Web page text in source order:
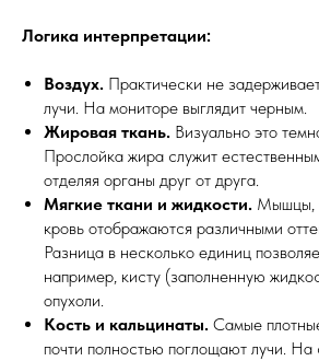
Логика интерпретации:
Воздух. Практически не
лучи. На мониторе выглядит черным.
Жировая ткань. Визуально это
Прослойка жира служит
отделяя органы друг от друга.
Мягкие ткани и жидкости. Мышцы,
кровь отображаются различными
Разница в несколько единиц
например, кисту (заполненную
опухоли.
Кость и кальцинаты. Самые
почти полностью поглощают лучи.